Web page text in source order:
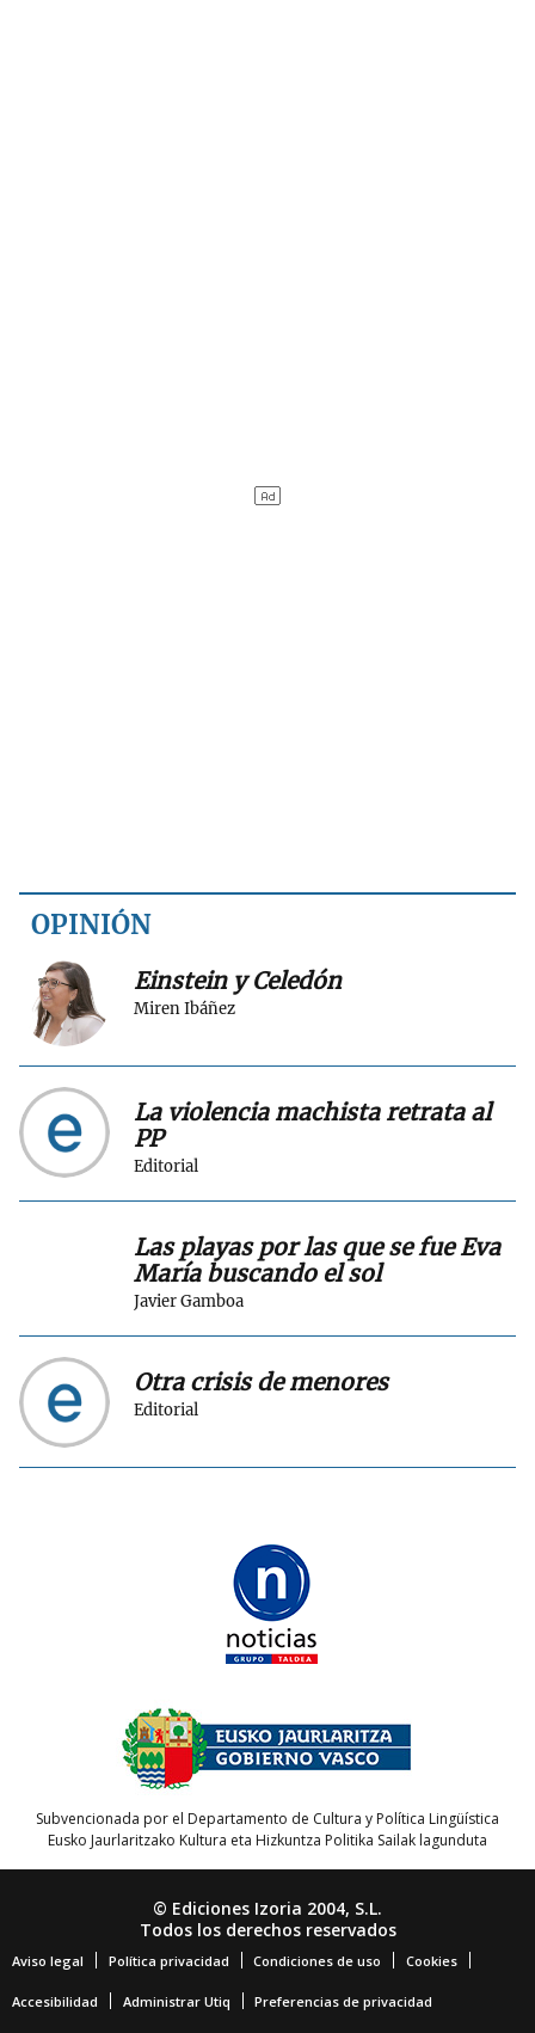
OPINIÓN
Miren Ibáñez
Einstein y Celedón
Editorial
La violencia machista retrata al
PP
Javier Gamboa
Las playas por las que se fue Eva
María buscando el sol
Editorial
Otra crisis de menores
Subvencionada por el Departamento de Cultura y Política Lingüística
Eusko Jaurlaritzako Kultura eta Hizkuntza Politika Sailak lagunduta
© Ediciones Izoria 2004, S.L.
Todos los derechos reservados
Aviso legal Política privacidad Condiciones de uso Cookies
Accesibilidad Administrar Utiq Preferencias de privacidad